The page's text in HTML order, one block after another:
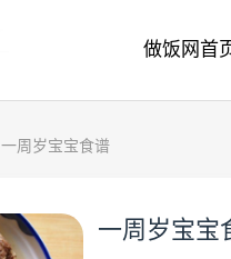
做饭网首
一周岁宝宝食谱
一周岁宝宝